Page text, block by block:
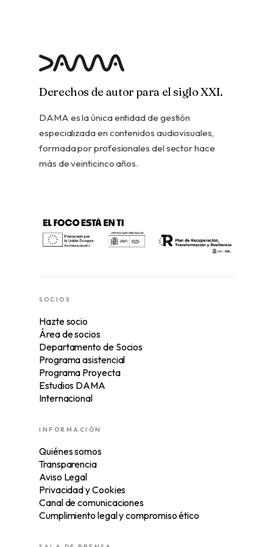
Derechos de autor para el siglo XXI.
DAMA es la única entidad de gestión
especializada en contenidos audiovisuales,
formada por profesionales del sector hace
más de veinticinco años.
SOCIOS
Hazte socio
Área de socios
Departamento de Socios
Programa asistencial
Programa Proyecta
Estudios DAMA
Internacional
INFORMACIÓN
Quiénes somos
Transparencia
Aviso Legal
Privacidad y Cookies
Canal de comunicaciones
Cumplimiento legal y compromiso ético